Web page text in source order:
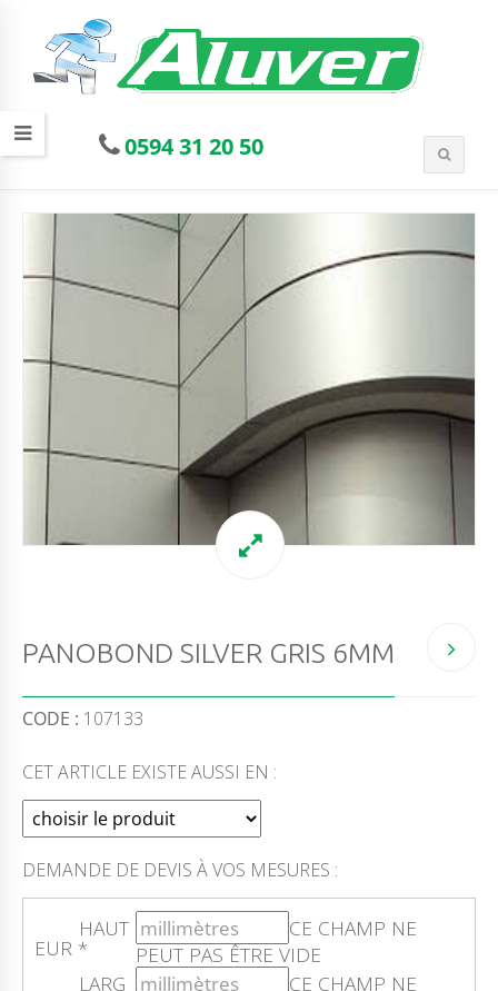
0594 31 20 50
PANOBOND SILVER GRIS 6MM
CODE : 107133
CET ARTICLE EXISTE AUSSI EN :
DEMANDE DE DEVIS À VOS MESURES :
HAUT
EUR *
CE CHAMP NE
PEUT PAS ÊTRE VIDE
LARG
CE CHAMP NE